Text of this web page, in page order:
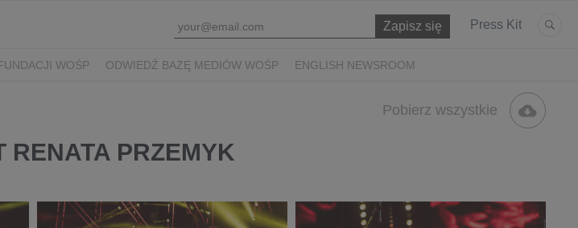
Press Kit
WOŚP ODWIEDŹ BAZĘ MEDIÓW WOŚP ENGLISH NEWSROOM
Pobierz wszystkie
RENATA PRZEMYK